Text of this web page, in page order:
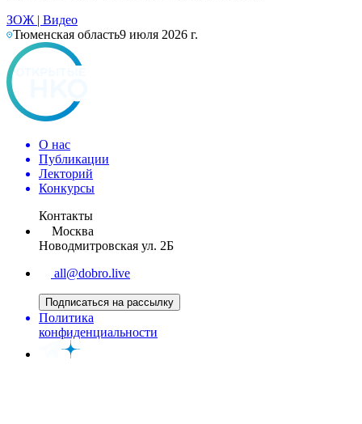
ЗОЖ | Видео
Тюменская область9 июля 2026 г.
О нас
Публикации
Лекторий
Конкурсы
Контакты
Москва
Новодмитровская ул. 2Б
all@dobro.live
Подписаться на рассылку
Политика
конфиденциальности